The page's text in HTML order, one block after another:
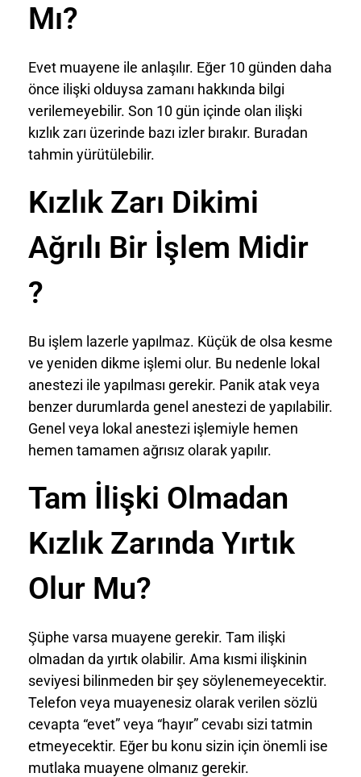
Mı?
Evet muayene ile anlaşılır. Eğer 10 günden daha
önce ilişki olduysa zamanı hakkında bilgi
verilemeyebilir. Son 10 gün içinde olan ilişki
kızlık zarı üzerinde bazı izler bırakır. Buradan
tahmin yürütülebilir.
Kızlık Zarı Dikimi
Ağrılı Bir İşlem Midir
?
Bu işlem lazerle yapılmaz. Küçük de olsa kesme
ve yeniden dikme işlemi olur. Bu nedenle lokal
anestezi ile yapılması gerekir. Panik atak veya
benzer durumlarda genel anestezi de yapılabilir.
Genel veya lokal anestezi işlemiyle hemen
hemen tamamen ağrısız olarak yapılır.
Tam İlişki Olmadan
Kızlık Zarında Yırtık
Olur Mu?
Şüphe varsa muayene gerekir. Tam ilişki
olmadan da yırtık olabilir. Ama kısmi ilişkinin
seviyesi bilinmeden bir şey söylenemeyecektir.
Telefon veya muayenesiz olarak verilen sözlü
cevapta “evet” veya “hayır” cevabı sizi tatmin
etmeyecektir. Eğer bu konu sizin için önemli ise
mutlaka muayene olmanız gerekir.